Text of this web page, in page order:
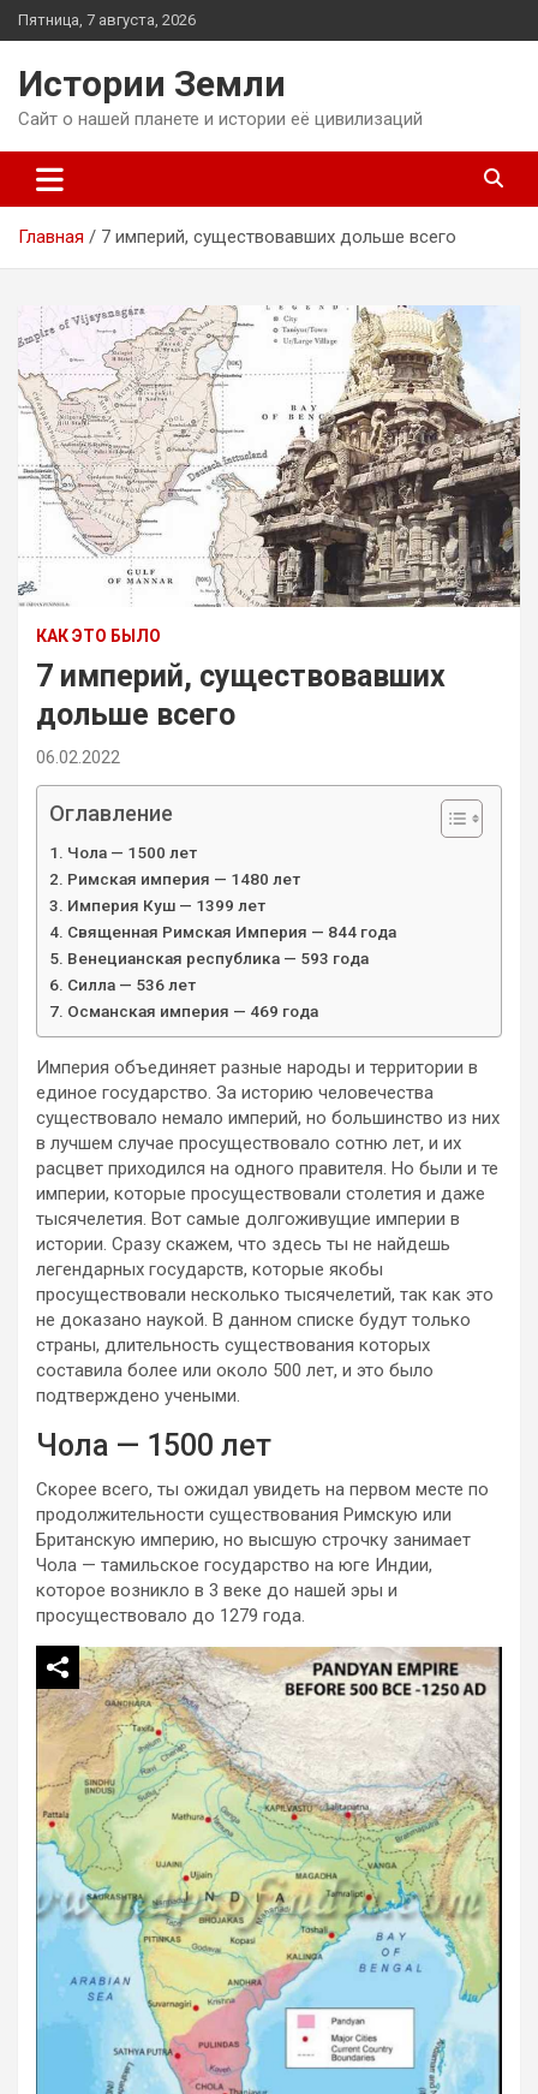
Перейти
к
Пятница, 7 августа, 2026
Истории Земли
Сайт о нашей планете и истории её цивилизаций
Главная 7 империй, существовавших дольше всего
КАК ЭТО БЫЛО
7 империй, существовавших
дольше всего
06.02.2022
Оглавление
Чола — 1500 лет
Римская империя — 1480 лет
Империя Куш — 1399 лет
Священная Римская Империя — 844 года
Венецианская республика — 593 года
Силла — 536 лет
Османская империя — 469 года
Империя объединяет разные народы и территории в
единое государство. За историю человечества
существовало немало империй, но большинство из них
в лучшем случае просуществовало сотню лет, и их
расцвет приходился на одного правителя. Но были и те
империи, которые просуществовали столетия и даже
тысячелетия. Вот самые долгоживущие империи в
истории. Сразу скажем, что здесь ты не найдешь
легендарных государств, которые якобы
просуществовали несколько тысячелетий, так как это
не доказано наукой. В данном списке будут только
страны, длительность существования которых
составила более или около 500 лет, и это было
подтверждено учеными.
Чола — 1500 лет
Скорее всего, ты ожидал увидеть на первом месте по
продолжительности существования Римскую или
Британскую империю, но высшую строчку занимает
Чола — тамильское государство на юге Индии,
которое возникло в 3 веке до нашей эры и
просуществовало до 1279 года.